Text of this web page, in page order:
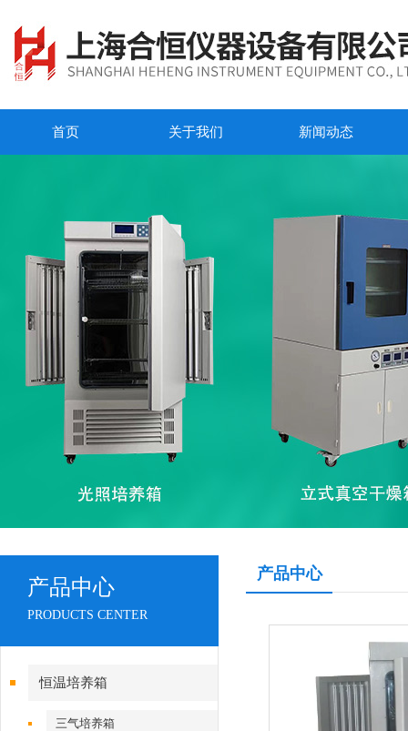
首页 关于我们 新闻动态
产品中心
PRODUCTS CENTER
恒温培养箱
三气培养箱
产品中心